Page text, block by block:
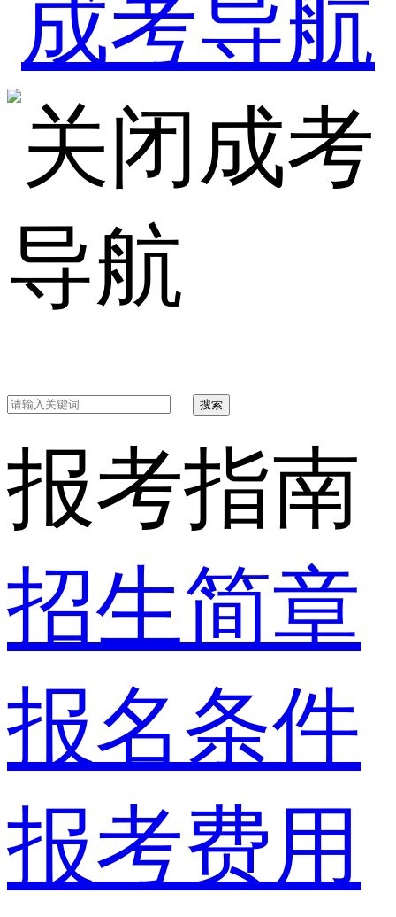
成考
导航
搜索
报考指南
招生简章
报名条件
报考费用